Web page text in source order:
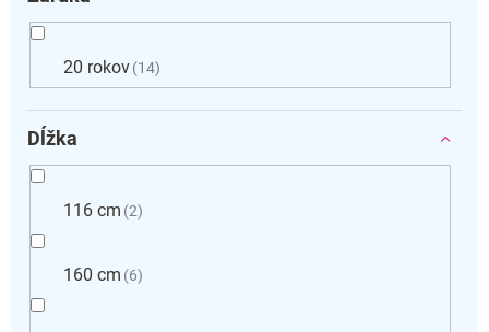
20 rokov 14
Dĺžka
116 cm 2
160 cm 6